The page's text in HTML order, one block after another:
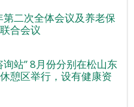
二次全体会议及养老保
合会议
站” 8月份分别在松山东
憩区举行，设有健康资